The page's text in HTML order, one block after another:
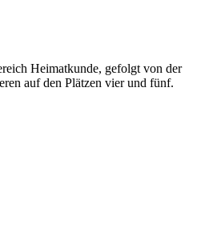
Heimatkunde, gefolgt von der
auf den Plätzen vier und fünf.